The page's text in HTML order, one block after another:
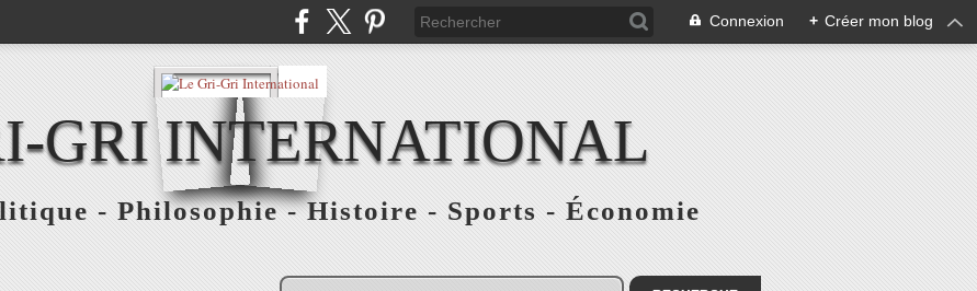
Connexion + Créer mon blog
GRI INTERNATIONAL
- Philosophie - Histoire - Sports - Économie